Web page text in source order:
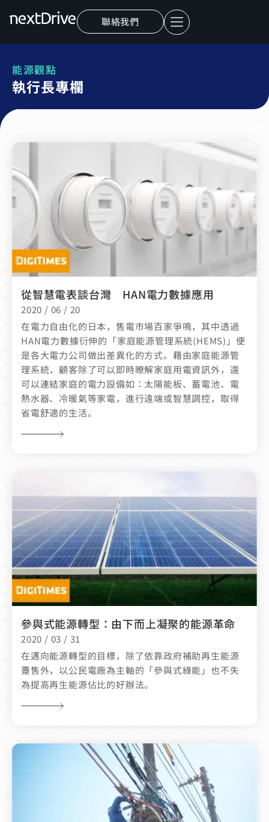
聯絡我們
能源觀點
執行長專欄
從智慧電表談台灣 HAN電力數據應用
2020 / 06 / 20
在電力自由化的日本，售電市場百家爭鳴，其中透過
HAN電力數據衍伸的「家庭能源管理系統(HEMS)」便
是各大電力公司做出差異化的方式。藉由家庭能源管
理系統，顧客除了可以即時暸解家庭用電資訊外，還
可以連結家庭的電力設備如：太陽能板、蓄電池、電
熱水器、冷暖氣等家電，進行遠端或智慧調控，取得
省電舒適的生活。
參與式能源轉型：由下而上凝聚的能源革命
2020 / 03 / 31
在邁向能源轉型的目標，除了依靠政府補助再生能源
躉售外，以公民電廠為主軸的「參與式綠能」也不失
為提高再生能源佔比的好辦法。